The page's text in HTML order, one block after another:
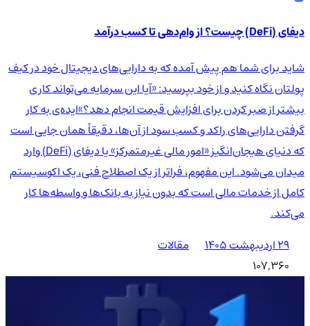
دیفای (DeFi) چیست؟ از وام‌دهی تا کسب درآمد
شاید برای شما هم پیش آمده که به دارایی‌های دیجیتال خود در کیف
پولتان نگاه کنید و از خود بپرسید: «آیا این سرمایه می‌تواند کاری
بیشتر از صبر کردن برای افزایش قیمت انجام دهد؟»ایده‌ی به کار
گرفتن دارایی‌های راکد و کسب سود از آن‌ها، دقیقاً همان جایی است
که دنیای هیجان‌انگیز «امور مالی غیرمتمرکز» یا دیفای (DeFi) وارد
میدان می‌شود. این مفهوم، فراتر از یک اصطلاح فنی، یک اکوسیستم
کامل از خدمات مالی است که بدون نیاز به بانک‌ها و واسطه‌ها کار
می‌کند.
۲۹ اردیبهشت ۱۴۰۵
مقالات
107,360